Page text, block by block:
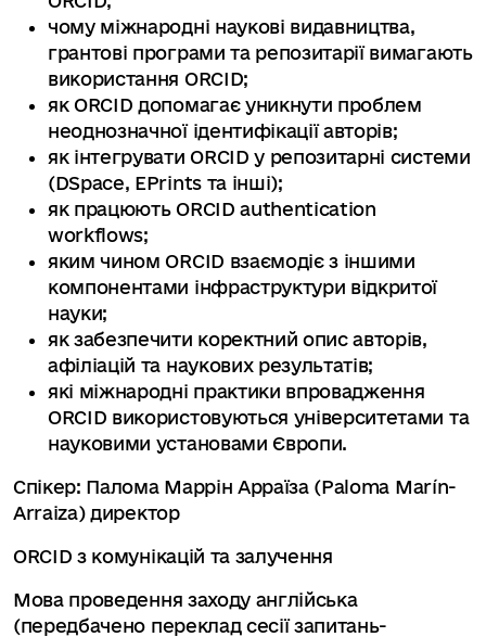
чому міжнародні наукові видавництва,
грантові програми та репозитарії вимагають
використання ORCID;
як ORCID допомагає уникнути проблем
неоднозначної ідентифікації авторів;
як інтегрувати ORCID у репозитарні системи
(DSpace, EPrints та інші);
як працюють ORCID authentication
workflows;
яким чином ORCID взаємодіє з іншими
компонентами інфраструктури відкритої
науки;
як забезпечити коректний опис авторів,
афіліацій та наукових результатів;
які міжнародні практики впровадження
ORCID використовуються університетами та
науковими установами Європи.
Спікер: Палома Маррін Арраїза (Paloma Marín-
Arraiza) директор
ORCID з комунікацій та залучення
Мова проведення заходу англійська
(передбачено переклад сесії запитань-